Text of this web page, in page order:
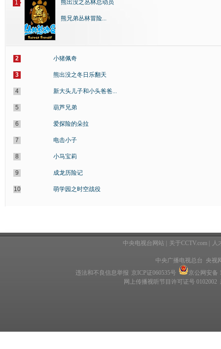
1 熊出没之丛林总动员
熊兄弟丛林冒险...
2 小猪佩奇
3 熊出没之冬日乐翻天
4 新大头儿子和小头爸爸...
5 葫芦兄弟
6 爱探险的朵拉
7 电击小子
8 小马宝莉
9 成龙历险记
10 萌学园之时空战役
中央电视台网站 关于CCTV.com 人
中央广播电视总台 央视
违法和不良信息举报 京ICP证060535号
京公网安备
网上传播视听节目许可证号 0102002